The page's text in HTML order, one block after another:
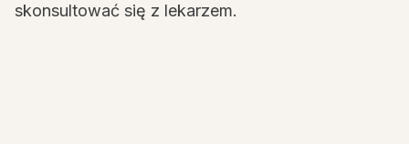
skonsultować się z lekarzem.